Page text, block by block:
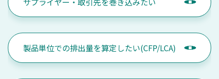
製品単位での排出量を算定したい(CFP/LCA)